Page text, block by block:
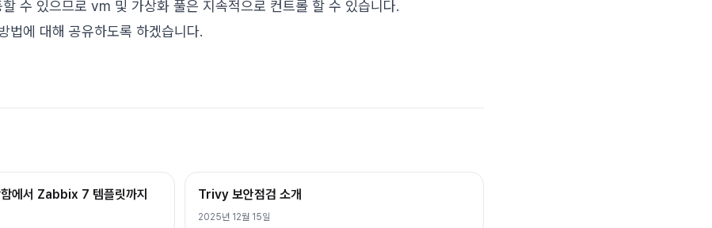
수 있으므로 vm 및 가상화 풀은 지속적으로 컨트롤 할 수 있습니다.
법에 대해 공유하도록 하겠습니다.
에서 Zabbix 7 템플릿까지 Trivy 보안점검 소개
2025년 12월 15일